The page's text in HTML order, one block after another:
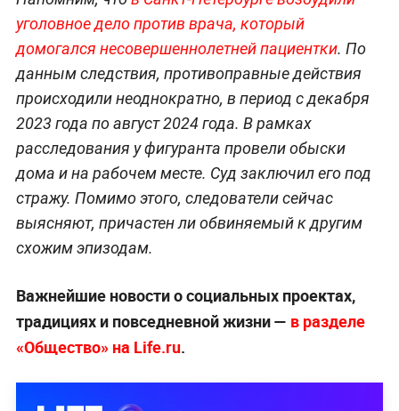
уголовное дело против врача, который
домогался несовершеннолетней пациентки. По
данным следствия, противоправные действия
происходили неоднократно, в период с декабря
2023 года по август 2024 года. В рамках
расследования у фигуранта провели обыски
дома и на рабочем месте. Суд заключил его под
стражу. Помимо этого, следователи сейчас
выясняют, причастен ли обвиняемый к другим
схожим эпизодам.
Важнейшие новости о социальных проектах,
традициях и повседневной жизни — в разделе
«Общество» на Life.ru.